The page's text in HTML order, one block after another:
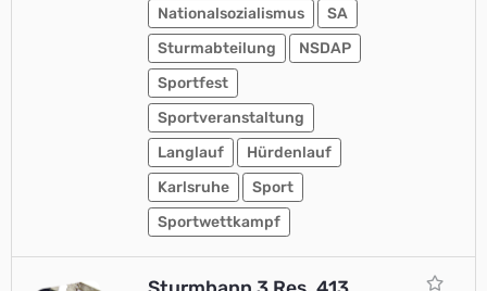
Nationalsozialismus
SA
Sturmabteilung
NSDAP
Sportfest
Sportveranstaltung
Langlauf
Hürdenlauf
Karlsruhe
Sport
Sportwettkampf